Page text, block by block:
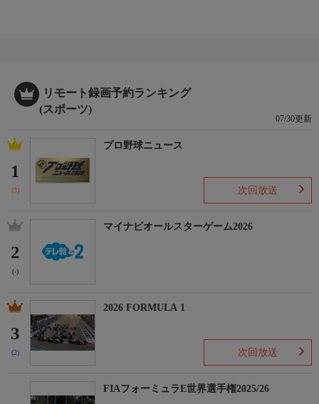
リモート録画予約ランキング
(スポーツ)
07/30更新
1
(3)
プロ野球ニュース
次回放送
2
(-)
マイナビオールスターゲーム2026
3
(2)
2026 FORMULA 1
次回放送
FIAフォーミュラE世界選手権2025/26